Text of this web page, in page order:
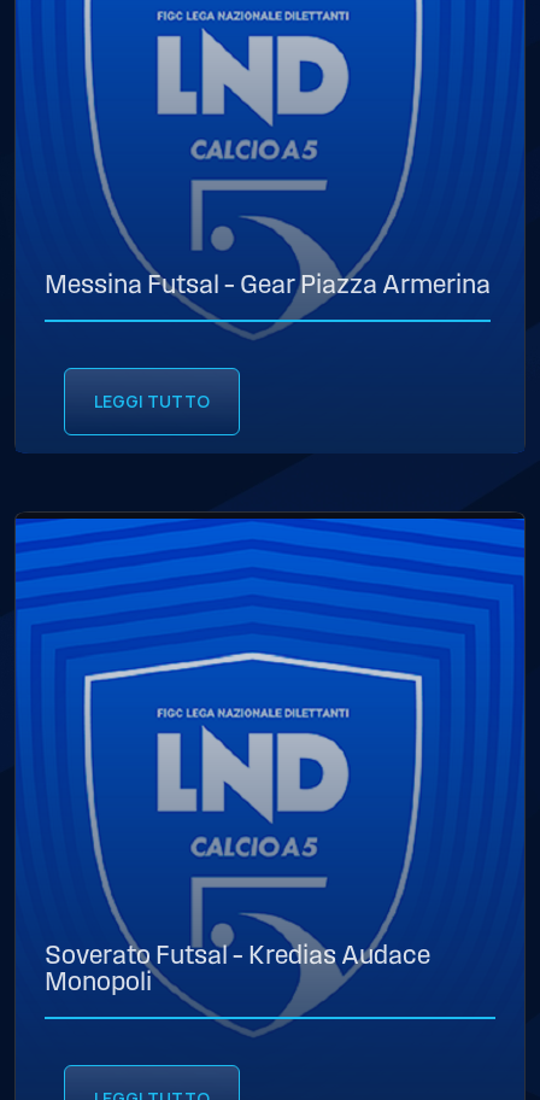
Messina Futsal – Gear Piazza Armerina
LEGGI TUTTO
Soverato Futsal – Kredias Audace
Monopoli